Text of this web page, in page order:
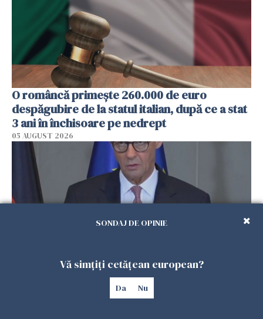
O româncă primește 260.000 de euro
despăgubire de la statul italian, după ce a stat
3 ani în închisoare pe nedrept
05 AUGUST 2026
Germania vrea să taie ajutorul cetățenesc
pentru ucraineni. Reforma promisă de
SONDAJ DE OPINIE
Vă simțiți cetățean european?
Da Nu